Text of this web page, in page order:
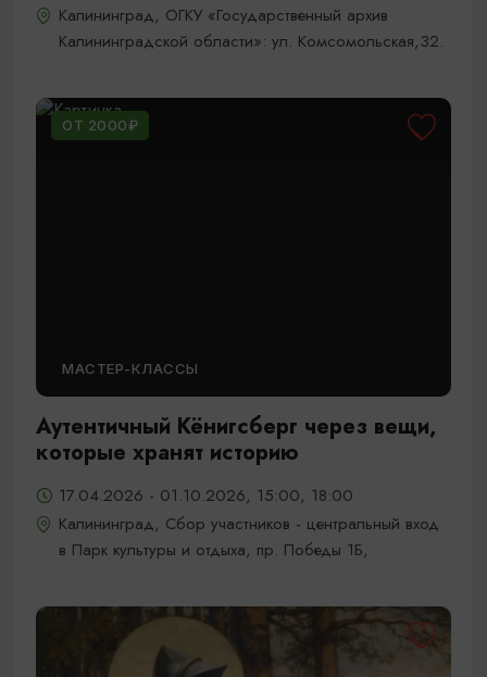
Калининград, ОГКУ «Государственный архив
Калининградской области»: ул. Комсомольская,32.
ОТ 2000₽
МАСТЕР-КЛАССЫ
Аутентичный Кёнигсберг через вещи,
которые хранят историю
17.04.2026 - 01.10.2026, 15:00, 18:00
Калининград, Сбор участников - центральный вход
в Парк культуры и отдыха, пр. Победы 1Б,